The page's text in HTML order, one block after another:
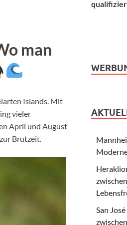
man
Islands. Mit
vieler
April und August
Brutzeit.
San